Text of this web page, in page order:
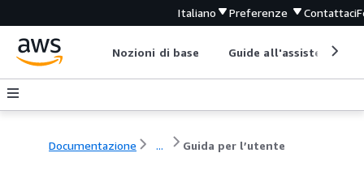
Italiano Preferenze Contattaci
Nozioni di base Guide all'assistenza
Documentazione ... Guida per l’utente